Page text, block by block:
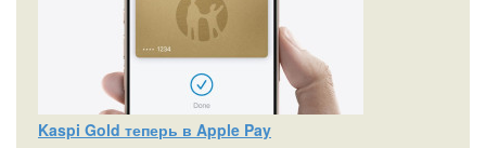
Kaspi Gold теперь в Apple Pay